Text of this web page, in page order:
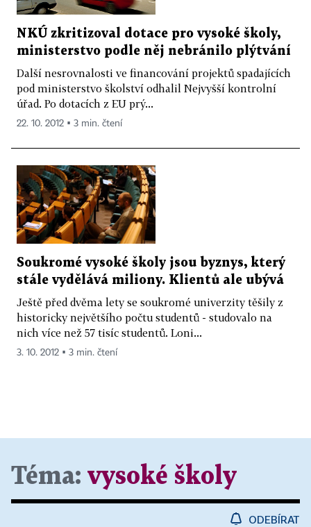
NKÚ zkritizoval dotace pro vysoké školy,
ministerstvo podle něj nebránilo plýtvání
Další nesrovnalosti ve financování projektů spadajících
pod ministerstvo školství odhalil Nejvyšší kontrolní
úřad. Po dotacích z EU prý...
22. 10. 2012 ▪ 3 min. čtení
Soukromé vysoké školy jsou byznys, který
stále vydělává miliony. Klientů ale ubývá
Ještě před dvěma lety se soukromé univerzity těšily z
historicky největšího počtu studentů - studovalo na
nich více než 57 tisíc studentů. Loni...
3. 10. 2012 ▪ 3 min. čtení
Téma: vysoké školy
ODEBÍRAT